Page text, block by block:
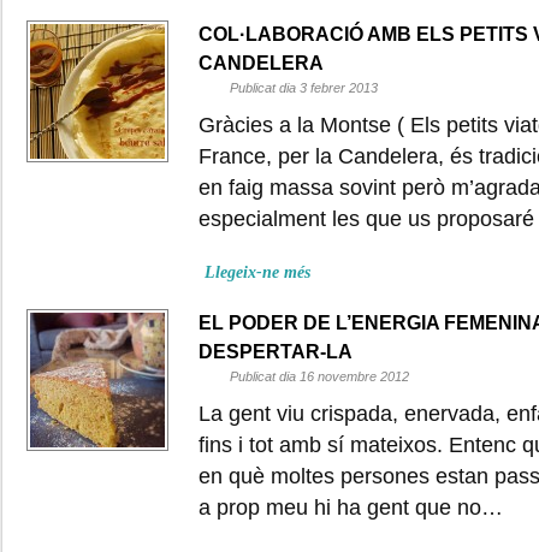
COL·LABORACIÓ AMB ELS PETITS
CANDELERA
Publicat dia 3 febrer 2013
Gràcies a la Montse ( Els petits
France, per la Candelera, és
en faig massa sovint però
especialment les que us
Llegeix-ne més
EL PODER DE L’ENERGIA
DESPERTAR-LA
Publicat dia 16 novembre 2012
La gent viu crispada, enervada,
fins i tot amb sí mateixos. Entenc
en què moltes persones estan
a prop meu hi ha gent que no…